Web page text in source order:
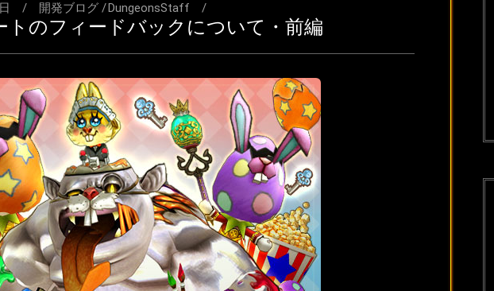
開発ブログ /DungeonsStaff
トのフィードバックについて・前編